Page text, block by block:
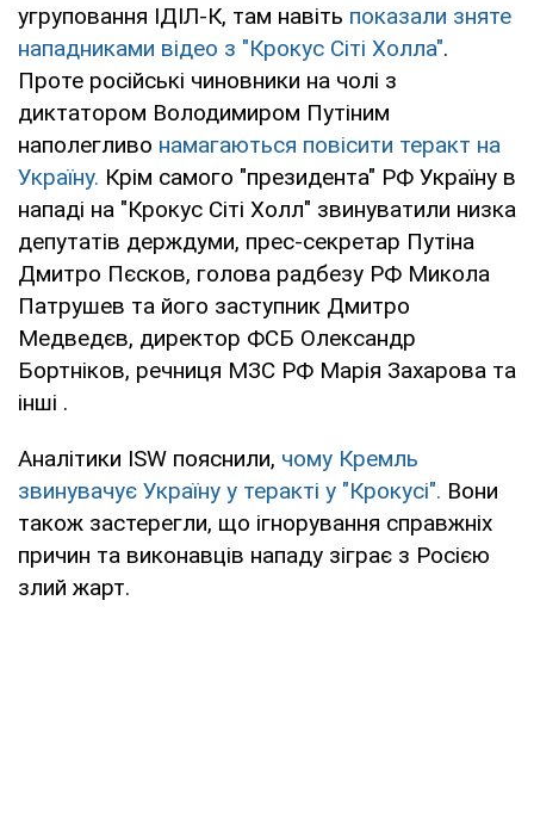
угруповання ІДІЛ-К, там навіть показали зняте
нападниками відео з "Крокус Сіті Холла".
Проте російські чиновники на чолі з
диктатором Володимиром Путіним
наполегливо намагаються повісити теракт на
Україну. Крім самого "президента" РФ Україну в
нападі на "Крокус Сіті Холл" звинуватили низка
депутатів держдуми, прес-секретар Путіна
Дмитро Пєсков, голова радбезу РФ Микола
Патрушев та його заступник Дмитро
Медведєв, директор ФСБ Олександр
Бортніков, речниця МЗС РФ Марія Захарова та
інші .
Аналітики ISW пояснили, чому Кремль
звинувачує Україну у теракті у "Крокусі". Вони
також застерегли, що ігнорування справжніх
причин та виконавців нападу зіграє з Росією
злий жарт.